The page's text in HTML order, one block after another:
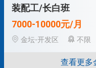
装配工/长白班
7000-10000元/月
金坛-开发区
不限
查看更多